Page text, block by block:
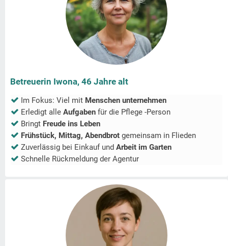
Betreuerin Iwona, 46 Jahre alt
Im Fokus: Viel mit Menschen unternehmen
Erledigt alle Aufgaben für die Pflege -Person
Bringt Freude ins Leben
Frühstück, Mittag, Abendbrot gemeinsam in Flieden
Zuverlässig bei Einkauf und Arbeit im Garten
Schnelle Rückmeldung der Agentur